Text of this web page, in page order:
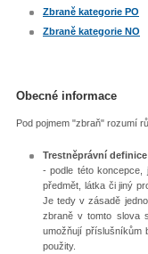
Zbraně kategorie PO
Zbraně kategorie NO
Obecné informace
Pod pojmem "zbraň" rozumí
Trestněprávní
- podle této koncepce,
předmět, látka či jiný
Je tedy v zásadě
zbraně v tomto slova
umožňují příslušníkům
použity.